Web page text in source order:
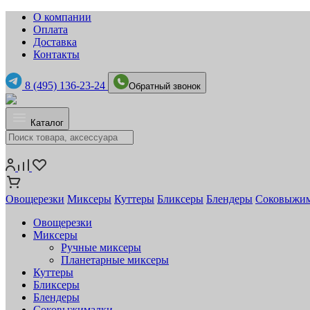
О компании
Оплата
Доставка
Контакты
8 (495) 136-23-24 Обратный звонок
Каталог
Овощерезки Миксеры Куттеры Бликсеры Блендеры
Овощерезки
Миксеры
Ручные миксеры
Планетарные миксеры
Куттеры
Бликсеры
Блендеры